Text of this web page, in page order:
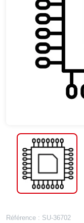
Référence : SU-36702